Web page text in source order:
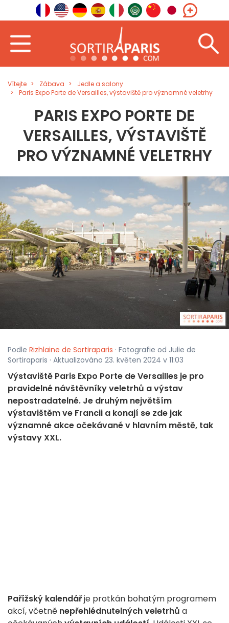
Vítejte Zábava
Jedle a salony
Paris Expo Porte de Versailles, výstaviště pro významné veletrhy
PARIS EXPO PORTE DE
VERSAILLES, VÝSTAVIŠTĚ
PRO VÝZNAMNÉ VELETRHY
Podle Rizhlaine de Sortiraparis · Fotografie od Julie de
Sortiraparis · Aktualizováno 23. květen 2024 v 11:03
Výstaviště Paris Expo Porte de Versailles je pro
pravidelné návštěvníky veletrhů a výstav
nepostradatelné. Je druhým největším
výstavištěm ve Francii a konají se zde jak
významné akce očekávané v hlavním městě, tak
výstavy XXL.
Pařížský kalendářje protkán bohatým programem
akcí, včetně nepřehlédnutelných veletrhů a